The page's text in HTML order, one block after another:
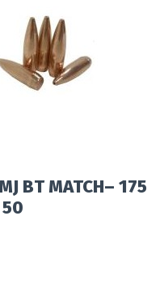
BT MATCH– 175